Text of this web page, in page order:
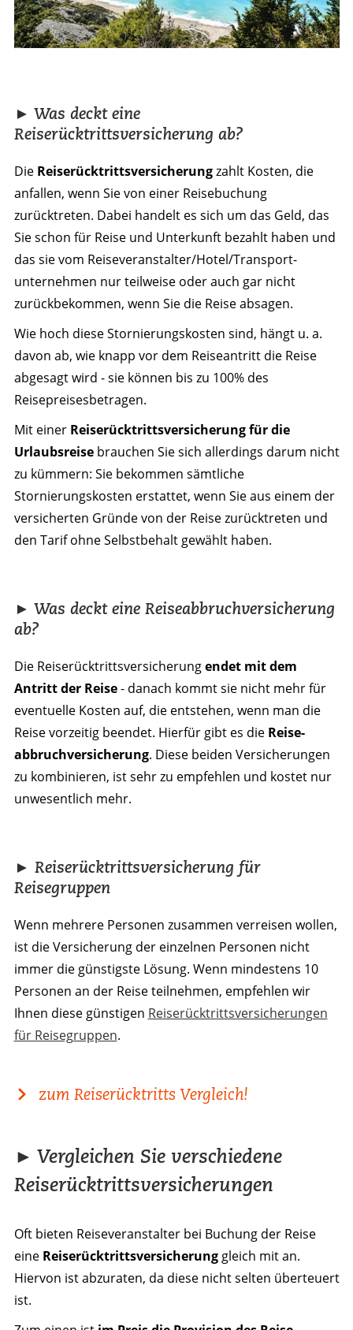
► Was deckt eine
Reiserücktrittsversicherung ab?
Die Reiserücktritts­versicherungzahlt Kosten, die
anfallen, wenn Sie von einer Reisebuchung
zurücktreten. Dabei handelt es sich um das Geld, das
Sie schon für Reise und Unterkunft bezahlt haben und
das sie vom Reiseveranstalter/Hotel/­Transport­
unternehmen nur teilweise oder auch gar nicht
zurückbekommen, wenn Sie die Reise absagen.
Wie hoch diese Stornierungskosten sind, hängt u. a.
davon ab, wie knapp vor dem Reiseantritt die Reise
abgesagt wird - sie können bis zu 100% des
Reisepreisesbetragen.
Mit einer Reiserücktritts­­versicherung für die
Urlaubsreisebrauchen Sie sich allerdings darum nicht
zu kümmern: Sie bekommen sämtliche
Stornierungskosten erstattet, wenn Sie aus einem der
versicherten Gründe von der Reise zurücktreten und
den Tarif ohne Selbstbehalt gewählt haben.
► Was deckt eine Reiseabbruchversicherung
ab?
Die Reiserücktritts­­versicherungendet mit dem
Antritt der Reise- danach kommt sie nicht mehr für
eventuelle Kosten auf, die entstehen, wenn man die
Reise vorzeitig beendet. Hierfür gibt es die Reise­
abbruch­versicherung. Diese beiden Versicherungen
zu kombinieren, ist sehr zu empfehlen und kostet nur
unwesentlich mehr.
► Reiserücktrittsversicherung für
Reisegruppen
Wenn mehrere Personen zusammen verreisen wollen,
ist die Versicherung der einzelnen Personen nicht
immer die günstigste Lösung. Wenn mindestens 10
Personen an der Reise teilnehmen, empfehlen wir
Ihnen diese günstigen Reiserücktrittsversicherungen
für Reisegruppen.
zum Reiserücktritts Vergleich!
► Vergleichen Sie verschiedene
Reiserücktrittsversicherungen
Oft bieten Reiseveranstalter bei Buchung der Reise
eine Reise­rücktritts­­versiche­runggleich mit an.
Hiervon ist abzuraten, da diese nicht selten überteuert
ist.